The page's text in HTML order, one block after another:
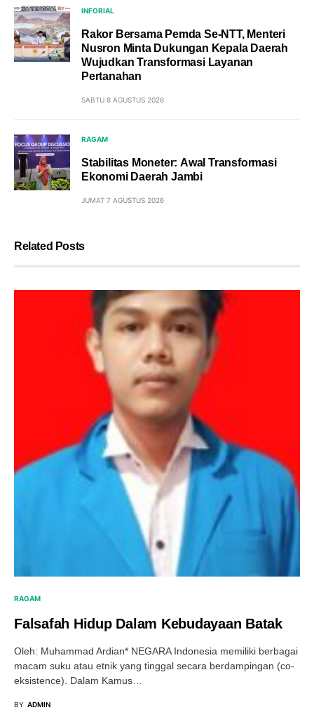
INFORIAL
Rakor Bersama Pemda Se-NTT, Menteri
Nusron Minta Dukungan Kepala Daerah
Wujudkan Transformasi Layanan
Pertanahan
SABTU 8 AGUSTUS 2026
RAGAM
Stabilitas Moneter: Awal Transformasi
Ekonomi Daerah Jambi
JUMAT 7 AGUSTUS 2026
Related Posts
RAGAM
Falsafah Hidup Dalam Kebudayaan Batak
Oleh: Muhammad Ardian* NEGARA Indonesia memiliki berbagai
macam suku atau etnik yang tinggal secara berdampingan (co-
eksistence). Dalam Kamus…
BY ADMIN